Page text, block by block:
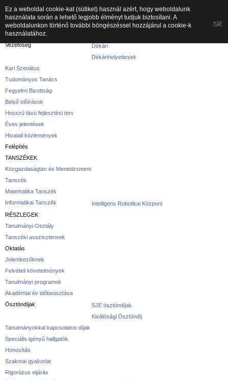
A kar
A karról
Vezetőség
Dékán
Dékánhelyettesek
Kari Szenátus
Tudományos Tanács
Fegyelmi Bizottság
Belső előírások
Hosszú távú fejlesztési terv
Éves jelentések
Hivatali közlemények
Felépítés
TANSZÉKEK
Közgazdaságtan és Menedzsment
Tanszék
Matematika Tanszék
Informatikai Tanszék
Intelligens Robotikai Központ
RÉSZLEGEK
Tanulmányi Osztály
Tanszéki asszisztensek
Oktatás
Jelentkezőknek
Felvételi követelmények
Tanulmányi programok
Akadémiai év időbeosztása
Ösztöndíjak
SJE ösztöndíjak
Kiválósági Ösztöndíj
Tanulmányokkal kapcsolatos díjak
Speciális igényű hallgatók
Honosítás
Szakmai gyakorlat
Rigorózus eljárás
Ez a weboldal cookie-kat (sütiket) használ azért, hogy weboldalunk
használata során a lehető legjobb élményt tudjuk biztosítani. A
weboldalunkon történő további böngészéssel hozzájárul a cookie-k
használatához.
OK